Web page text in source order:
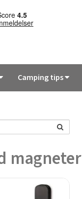
Camping tips
magneter